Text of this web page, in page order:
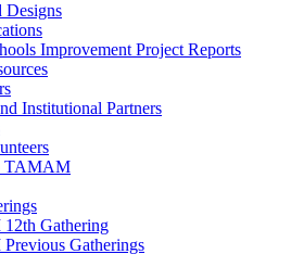
Designs
Improvement Project Reports
Institutional Partners
TAMAM
Gathering
Gatherings